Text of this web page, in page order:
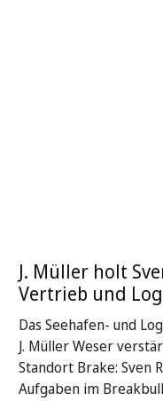
J. Müller holt
Vertrieb und
Das Seehafen- und
J. Müller Weser
Standort Brake: Sven
Aufgaben im